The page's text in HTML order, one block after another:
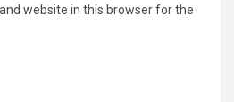
website in this browser for the